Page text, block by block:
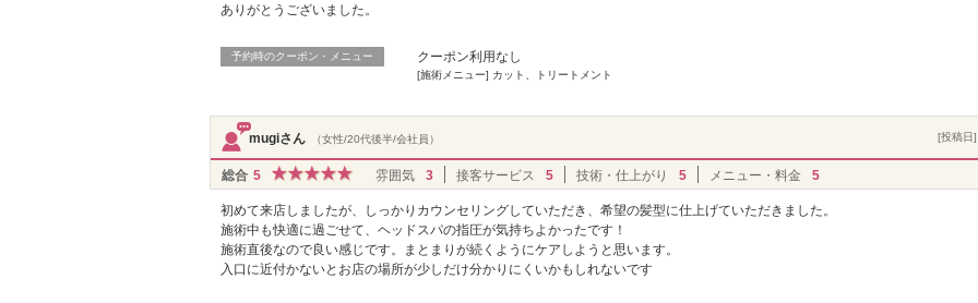
ありがとうございました。
予約時のクーポン・メニュー クーポン利用なし
[施術メニュー] カット、トリートメント
mugiさん （女性/20代後半/会社員） [投稿日
総合 5 雰囲気 3 接客サービス 5 技術・仕上がり 5 メニュー・料金 5
初めて来店しましたが、しっかりカウンセリングしていただき、希望の髪型に仕上げていただきました。
施術中も快適に過ごせて、ヘッドスパの指圧が気持ちよかったです！
施術直後なので良い感じです。まとまりが続くようにケアしようと思います。
入口に近付かないとお店の場所が少しだけ分かりにくいかもしれないです